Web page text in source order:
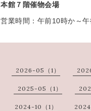
本館７階催物会場
営業時間：午前10時か～午
2026-05（1）
2025-05（1）
2024-10（1）